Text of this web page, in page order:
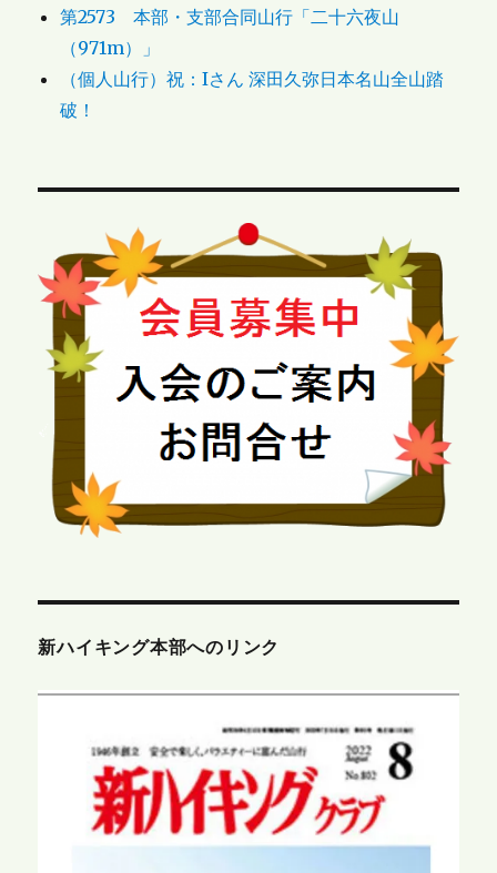
第2573 本部・支部合同山行「二十六夜山
（971m）」
（個人山行）祝：Iさん 深田久弥日本名山全山踏
破！
新ハイキング本部へのリンク